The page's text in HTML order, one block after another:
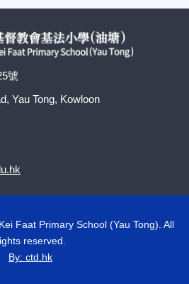
號
Yau Tong, Kowloon
Faat Primary School (Yau Tong). All
reserved.
By: ctd.hk